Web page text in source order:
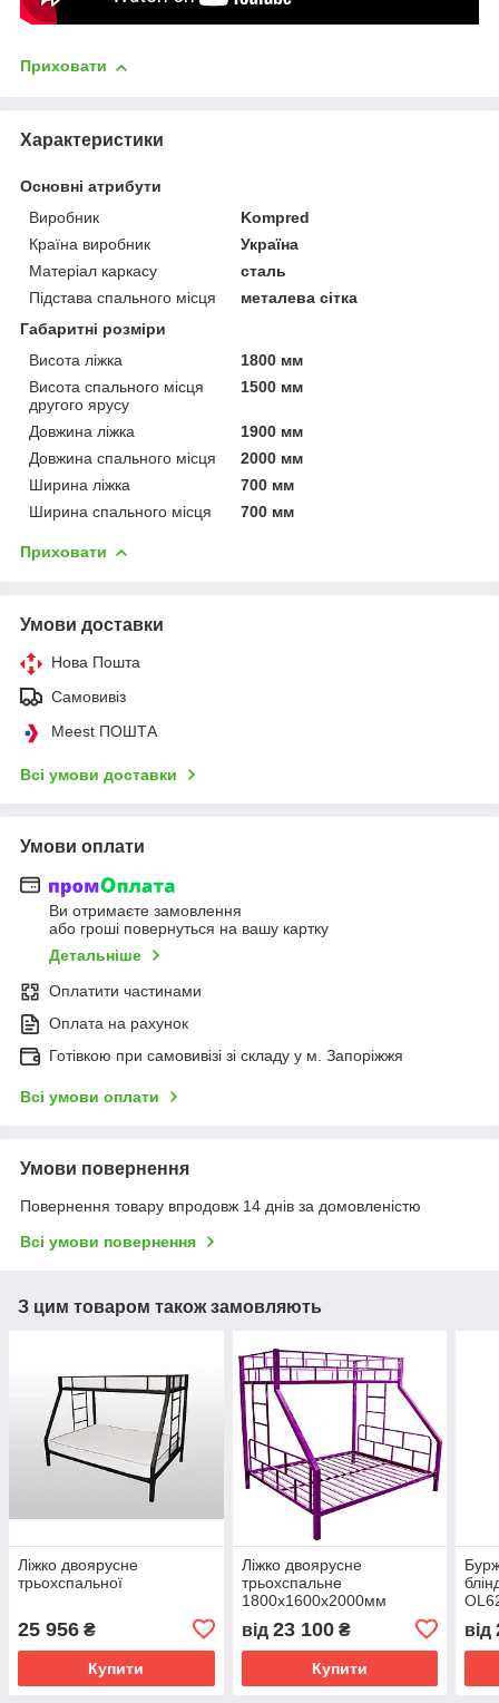
Приховати
Характеристики
Основні атрибути
Виробник
Kompred
Країна виробник
Україна
Матеріал каркасу
сталь
Підстава спального місця
металева сітка
Габаритні розміри
Висота ліжка
1800 мм
Висота спального місця
другого ярусу
1500 мм
Довжина ліжка
1900 мм
Довжина спального місця
2000 мм
Ширина ліжка
700 мм
Ширина спального місця
700 мм
Приховати
Умови доставки
Нова Пошта
Самовивіз
Meest ПОШТА
Всі умови доставки
Умови оплати
Ви отримаєте замовлення
або гроші повернуться на вашу картку
Детальніше
Оплатити частинами
Оплата на рахунок
Готівкою при самовивізі зі складу у м. Запоріжжя
Всі умови оплати
Умови повернення
Повернення товару впродовж 14 днів за домовленістю
Всі умови повернення
З цим товаром також замовляють
Ліжко двоярусне
трьохспальної
25 956 ₴
Купити
Ліжко двоярусне
трьохспальне
1800х1600х2000мм
від 23 100₴
Купити
від